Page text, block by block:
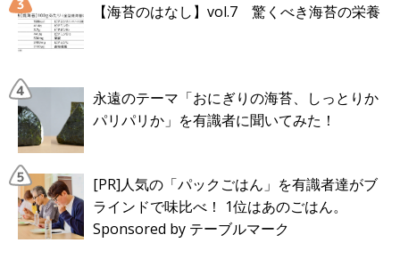
【海苔のはなし】vol.7 驚くべき海苔の栄養
永遠のテーマ「おにぎりの海苔、しっとりか
パリパリか」を有識者に聞いてみた！
[PR]人気の「パックごはん」を有識者達がブ
ラインドで味比べ！ 1位はあのごはん。
Sponsored by テーブルマーク